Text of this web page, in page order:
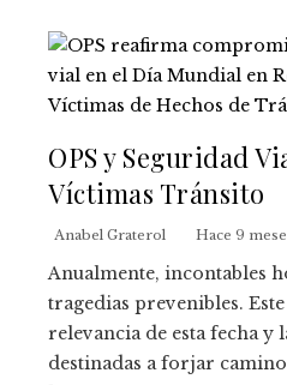
OPS y Seguridad
Víctimas Tránsito
Anabel Graterol Hace 9
Anualmente, incontables
tragedias prevenibles.
relevancia de esta fecha y
destinadas a forjar